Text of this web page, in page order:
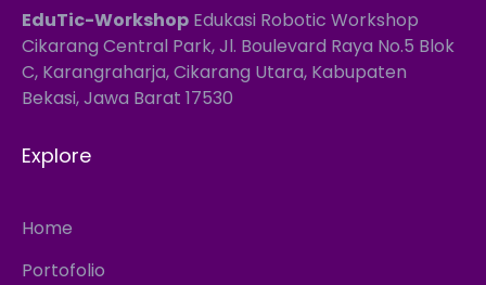
EduTic-Workshop Edukasi Robotic Workshop
Cikarang Central Park, Jl. Boulevard Raya No.5 Blok
C, Karangraharja, Cikarang Utara, Kabupaten
Bekasi, Jawa Barat 17530
Explore
Home
Portofolio